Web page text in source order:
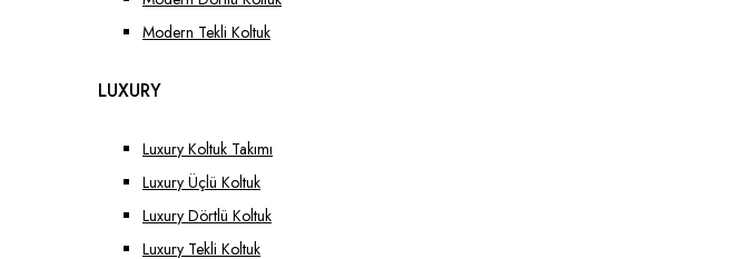
Modern Tekli Koltuk
LUXURY
Luxury Koltuk Takımı
Luxury Üçlü Koltuk
Luxury Dörtlü Koltuk
Luxury Tekli Koltuk